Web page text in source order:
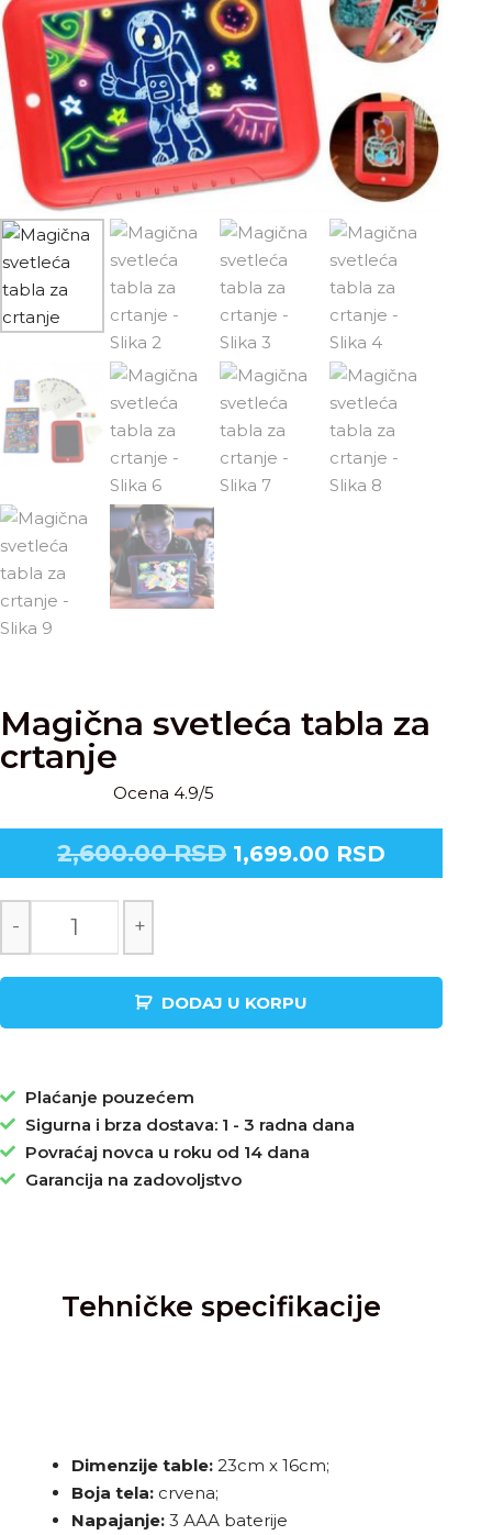
Magična svetleća tabla za
crtanje
Ocena 4.9/5
2,600.00RSD 1,699.00 RSD
- +
DODAJ U KORPU
Plaćanje pouzećem
Sigurna i brza dostava: 1 - 3 radna dana
Povraćaj novca u roku od 14 dana
Garancija na zadovoljstvo
Tehničke specifikacije
Dimenzije table: 23cm x 16cm;
Boja tela: crvena;
Napajanje: 3 ААА baterije